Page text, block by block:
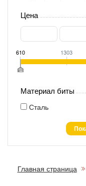
Цена
610 1303
Материал биты
Сталь
Главная страница